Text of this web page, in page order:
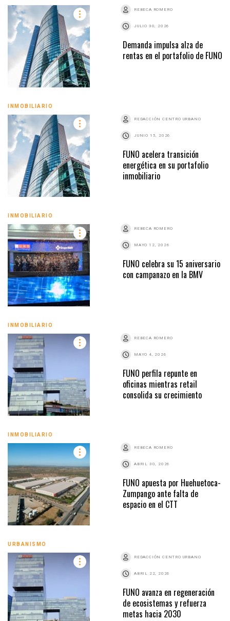
REBECA ROMERO
JULIO 30, 2026
Demanda impulsa alza de
rentas en el portafolio de FUNO
INMOBILIARIO
REDACCIÓN CENTRO URBANO
JUNIO 15, 2026
FUNO acelera transición
energética en su portafolio
inmobiliario
INMOBILIARIO
REBECA ROMERO
MAYO 12, 2026
FUNO celebra su 15 aniversario
con campanazo en la BMV
INMOBILIARIO
REBECA ROMERO
MAYO 4, 2026
FUNO perfila repunte en
oficinas mientras retail
consolida su crecimiento
INMOBILIARIO
REBECA ROMERO
ABRIL 30, 2026
FUNO apuesta por Huehuetoca-
Zumpango ante falta de
espacio en el CTT
URBANISMO
REDACCIÓN CENTRO URBANO
ABRIL 22, 2026
FUNO avanza en regeneración
de ecosistemas y refuerza
metas hacia 2030